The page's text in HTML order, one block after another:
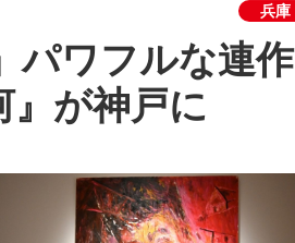
兵庫
パワフルな連作
』が神戸に